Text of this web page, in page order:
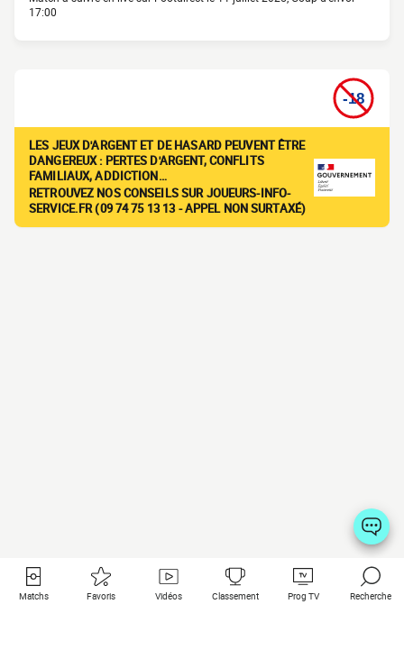
17:00
LES JEUX D'ARGENT ET DE HASARD PEUVENT ÊTRE
DANGEREUX : PERTES D'ARGENT, CONFLITS
FAMILIAUX, ADDICTION…
RETROUVEZ NOS CONSEILS SUR JOUEURS-INFO-
SERVICE.FR (09 74 75 13 13 - APPEL NON SURTAXÉ)
Matchs Favoris Vidéos Classement Prog TV Recherche